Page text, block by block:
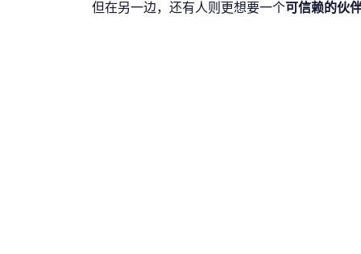
但在另一边，还有人则更想要一个可信赖的伙